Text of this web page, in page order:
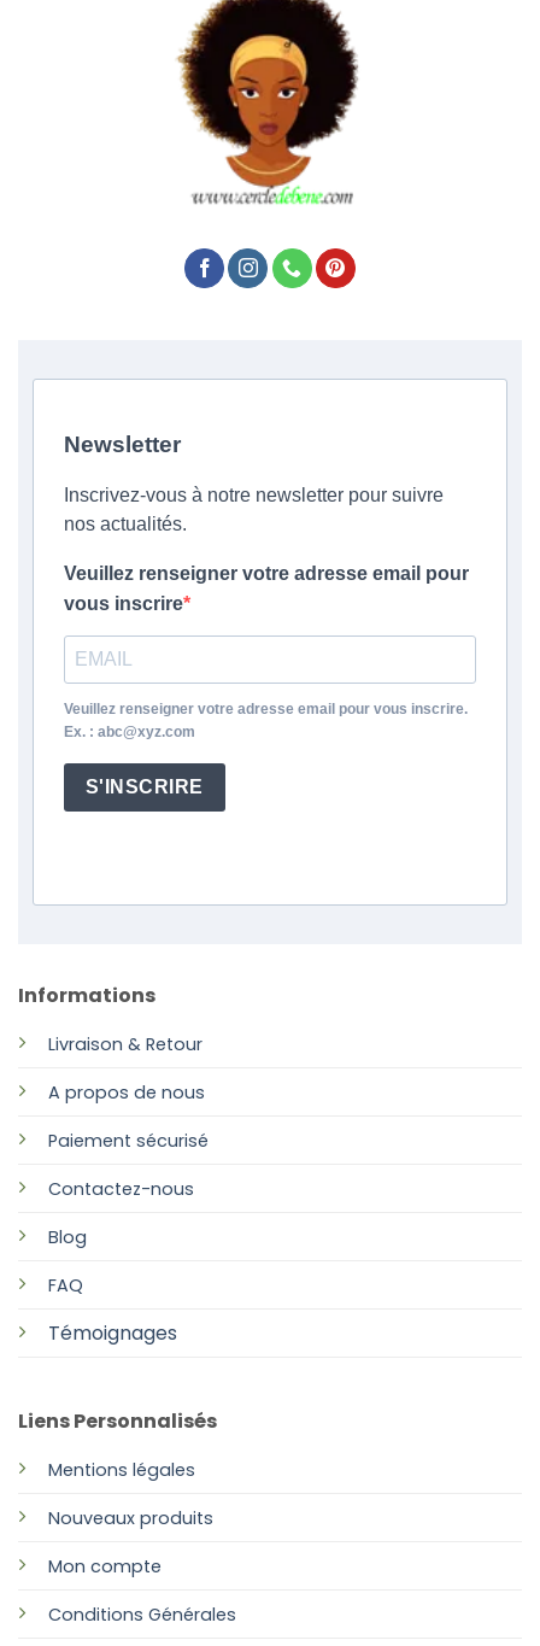
Informations
Livraison & Retour
A propos de nous
Paiement sécurisé
Contactez-nous
Blog
FAQ
Témoignages
Liens Personnalisés
Mentions légales
Nouveaux produits
Mon compte
Conditions Générales
Newsletter
Inscrivez-vous à notre newsletter pour suivre
nos actualités.
Veuillez renseigner votre adresse email pour
vous inscrire
Veuillez renseigner votre adresse email pour vous inscrire.
Ex. : abc@xyz.com
S'INSCRIRE